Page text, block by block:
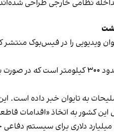
نظامی خارجی طراحی
ویدیویی را در فیس‌بوک
هیمارس یک سامانه توپخانه‌ای با تحرک
کشور به اتخاذ «اقدامات
چند روز پیش از این معامله، تایوان از افزودن